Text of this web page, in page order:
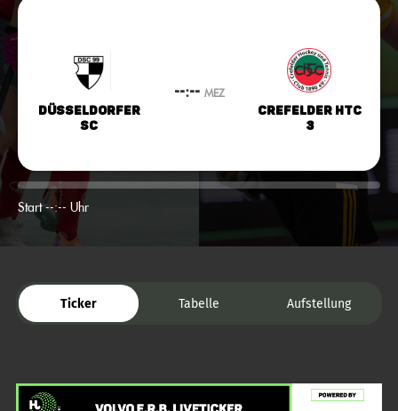
Düsseldorfer
SC
--:-- MEZ
Crefelder HTC
3
Start --:-- Uhr
Ticker Tabelle Aufstellung